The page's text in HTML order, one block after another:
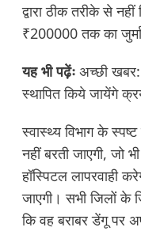
द्वारा ठीक तरीके से
₹200000 तक का
यह भी पढ़ेंः अच्छी खबर:
स्थापित किये जायेंगे
स्वास्थ्य विभाग के
नहीं बरती जाएगी, जो
हॉस्पिटल लापरवाही
जाएगी। सभी जिलों के
कि वह बराबर डेंगू पर